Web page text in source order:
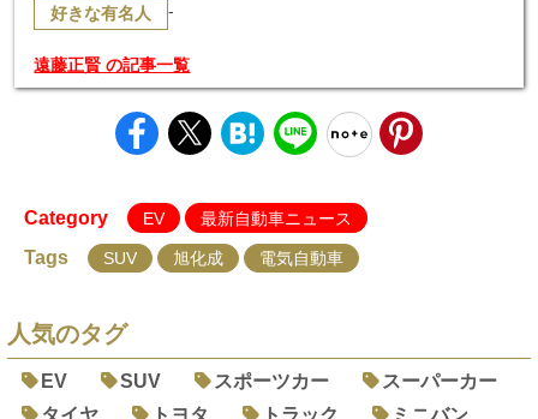
好きな有名人 -
遠藤正賢 の記事一覧
Category EV 最新自動車ニュース
Tags SUV 旭化成 電気自動車
人気のタグ
EV SUV スポーツカー
スーパーカー
タイヤ
トヨタ トラック ミニバン